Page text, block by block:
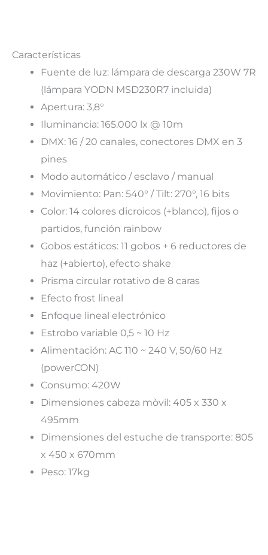
Características
Fuente de luz: lámpara de descarga 230W 7R
(lámpara YODN MSD230R7 incluida)
Apertura: 3,8°
Iluminancia: 165.000 lx @ 10m
DMX: 16 / 20 canales, conectores DMX en 3
pines
Modo automático / esclavo / manual
Movimiento: Pan: 540° / Tilt: 270°, 16 bits
Color: 14 colores dicroicos (+blanco), fijos o
partidos, función rainbow
Gobos estáticos: 11 gobos + 6 reductores de
haz (+abierto), efecto shake
Prisma circular rotativo de 8 caras
Efecto frost lineal
Enfoque lineal electrónico
Estrobo variable 0,5 ~ 10 Hz
Alimentación: AC 110 ~ 240 V, 50/60 Hz
(powerCON)
Consumo: 420W
Dimensiones cabeza mòvil: 405 x 330 x
495mm
Dimensiones del estuche de transporte: 805
x 450 x 670mm
Peso: 17kg